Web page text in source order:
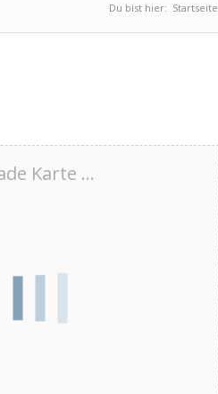
Du bist hier: Startseite
Karte ...